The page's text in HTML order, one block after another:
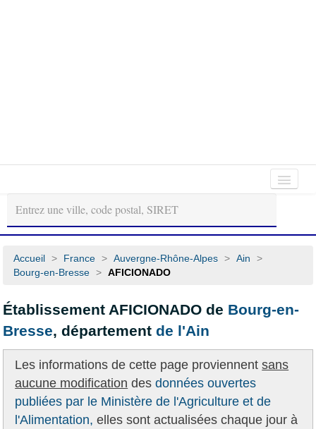
Autour
de
moi
Régions
Accueil > France > Auvergne-Rhône-Alpes > Ain
>
Bourg-en-Bresse > AFICIONADO
Établissement AFICIONADO de Bourg-en-
Bresse, départementde l'Ain
Les informations de cette page proviennentsans
aucune modification desdonnées ouvertes
publiées par le Ministère de l'Agriculture et de
l'Alimentation, elles sont actualisées chaque jour à